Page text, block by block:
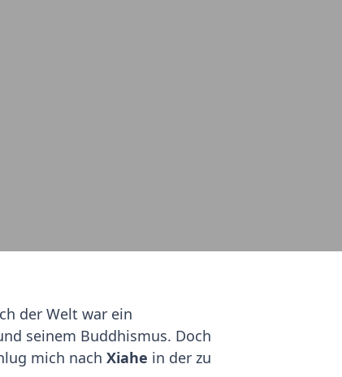
der Welt war ein
seinem Buddhismus. Doch
mich nach Xiahe in der zu